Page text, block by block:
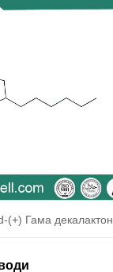
(+) Гама декалактон